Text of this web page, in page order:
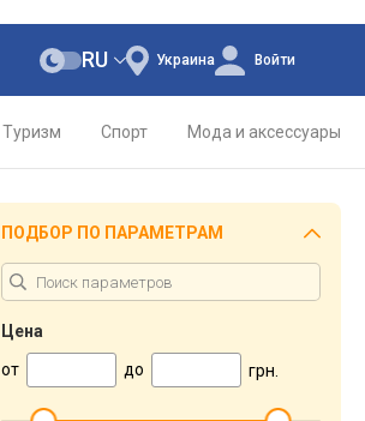
Украина
RU Войти
Туризм Спорт Мода и аксессуары
ПОДБОР ПО ПАРАМЕТРАМ
Цена
от
до грн.